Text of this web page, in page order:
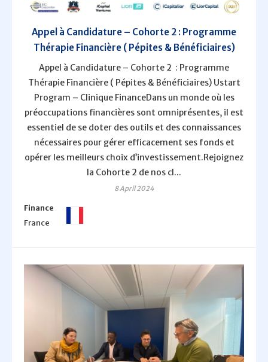
Appel à Candidature – Cohorte 2 : Programme
Thérapie Financière ( Pépites & Bénéficiaires)
Appel à Candidature – Cohorte 2 : Programme
Thérapie Financière ( Pépites & Bénéficiaires) Ustart
Program – Clinique FinanceDans un monde où les
préoccupations financières sont omniprésentes, il est
essentiel de se doter des outils et des connaissances
nécessaires pour gérer efficacement ses fonds et
opérer les meilleurs choix d’investissement.Rejoignez
la Cohorte 2 de nos cl...
8 April 2024
Finance
France